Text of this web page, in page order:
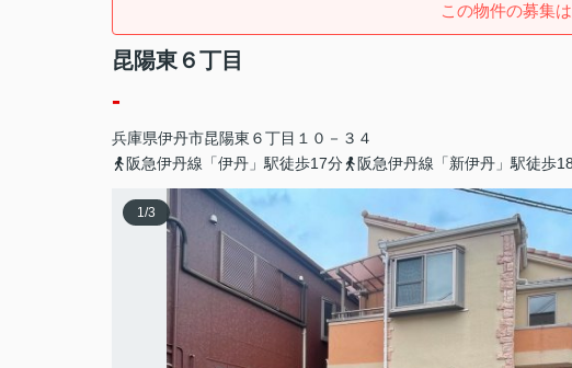
この物件の募集
昆陽東６丁目
-
兵庫県伊丹市昆陽東 ６丁目１０－３４
阪急伊丹線「伊丹」駅徒歩17分
阪急伊丹線「新伊丹」駅徒歩
1/3